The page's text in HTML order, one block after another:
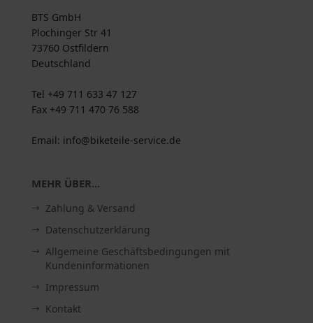
BTS GmbH
Plochinger Str 41
73760 Ostfildern
Deutschland
Tel +49 711 633 47 127
Fax +49 711 470 76 588
Email: info@biketeile-service.de
MEHR ÜBER...
Zahlung & Versand
Datenschutzerklärung
Allgemeine Geschäftsbedingungen mit
Kundeninformationen
Impressum
Kontakt